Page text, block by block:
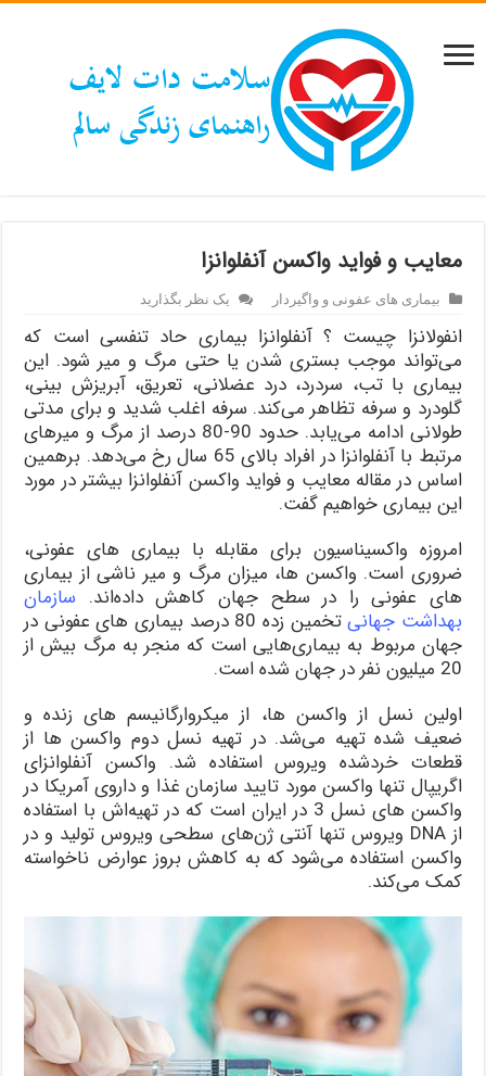
معایب و فواید واکسن آنفلوانزا
بیماری های عفونی و واگیردار یک نظر بگذارید
انفولانزا چیست ؟ آنفلوانزا بیماری حاد تنفسی است که
می‌تواند موجب بستری شدن یا حتی مرگ و میر شود. این
بیماری با تب، سردرد، درد عضلانی، تعریق، آبریزش بینی،
گلودرد و سرفه تظاهر می‌کند. سرفه اغلب شدید و برای مدتی
طولانی ادامه می‌یابد. حدود 90-80 درصد از مرگ و میرهای
مرتبط با آنفلوانزا در افراد بالای 65 سال رخ می‌دهد. برهمین
اساس در مقاله معایب و فواید واکسن آنفلوانزا بیشتر در مورد
این بیماری خواهیم گفت.
امروزه واکسیناسیون برای مقابله با بیماری های عفونی،
ضروری است. واکسن ها، میزان مرگ و میر ناشی از بیماری
های عفونی را در سطح جهان کاهش داده‌اند. سازمان
بهداشت جهانی
تخمین زده 80 درصد بیماری های عفونی در
جهان مربوط به بیماری‌هایی است که منجر به مرگ بیش از
20 میلیون نفر در جهان شده است.
اولین نسل از واکسن ها، از میکروارگانیسم های زنده و
ضعیف شده تهیه می‌شد. در تهیه نسل دوم واکسن ها از
قطعات خردشده ویروس استفاده شد. واکسن آنفلوانزای
اگریپال تنها واکسن مورد تایید سازمان غذا و داروی آمریکا در
واکسن های نسل 3 در ایران است که در تهیه‌اش با استفاده
از DNA ویروس تنها آنتی ژن‌های سطحی ویروس تولید و در
واکسن استفاده می‌شود که به کاهش بروز عوارض ناخواسته
کمک می‌کند.